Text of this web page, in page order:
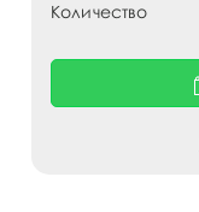
Количество